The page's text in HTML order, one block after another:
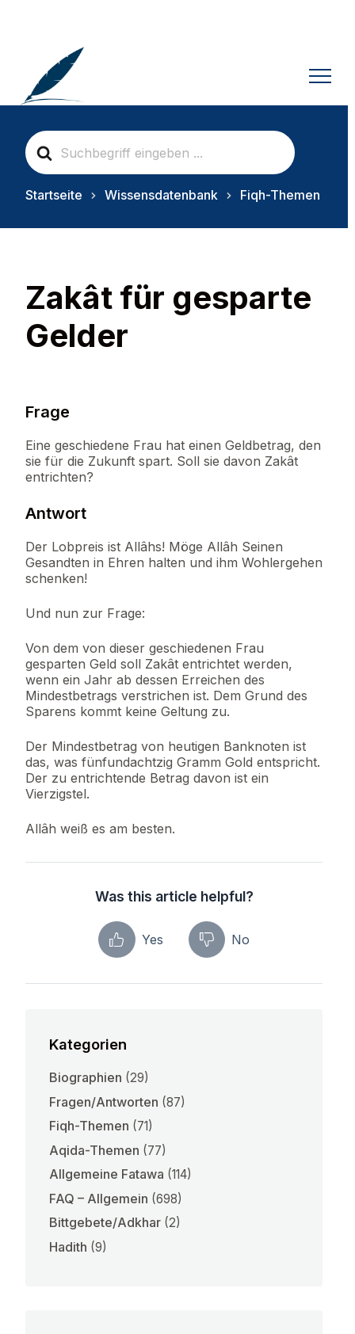
S
e
a
c
F
Startseite Wissensdatenbank Fiqh-Themen
Zakât für gesparte
Gelder
Frage
Eine geschiedene Frau hat einen Geldbetrag, den
sie für die Zukunft spart. Soll sie davon Zakât
entrichten?
Antwort
Der Lobpreis ist Allâhs! Möge Allâh Seinen
Gesandten in Ehren halten und ihm Wohlergehen
schenken!
Und nun zur Frage:
Von dem von dieser geschiedenen Frau
gesparten Geld soll Zakât entrichtet werden,
wenn ein Jahr ab dessen Erreichen des
Mindestbetrags verstrichen ist. Dem Grund des
Sparens kommt keine Geltung zu.
Der Mindestbetrag von heutigen Banknoten ist
das, was fünfundachtzig Gramm Gold entspricht.
Der zu entrichtende Betrag davon ist ein
Vierzigstel.
Allâh weiß es am besten.
Was this article helpful?
Yes No
Kategorien
Biographien (29)
Fragen/Antworten (87)
Fiqh-Themen (71)
Aqida-Themen (77)
Allgemeine Fatawa (114)
FAQ – Allgemein (698)
Bittgebete/Adkhar (2)
Hadith (9)